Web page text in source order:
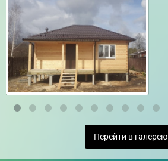
Перейти в галерею